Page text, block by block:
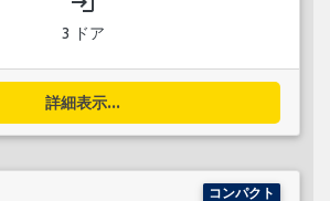
3 ドア
詳細表示...
コンパクト